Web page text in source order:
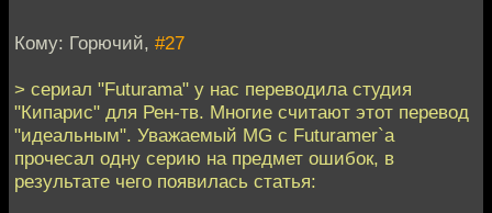
Кому: Горючий, #27
> сериал "Futurama" у нас переводила студия
"Кипарис" для Рен-тв. Многие считают этот перевод
"идеальным". Уважаемый MG с Futuramer`а
прочесал одну серию на предмет ошибок, в
результате чего появилась статья: